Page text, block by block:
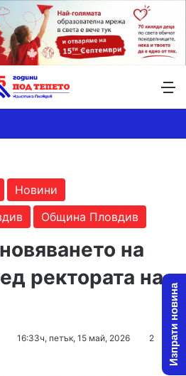
Новини
Община Пловдив
на
ректората на
Send16:33ч, петък, 15 май, 2026 2 Изпрати новина